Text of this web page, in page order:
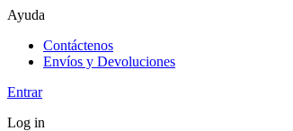
Ayuda
Contáctenos
Envíos y Devoluciones
Entrar
Log in